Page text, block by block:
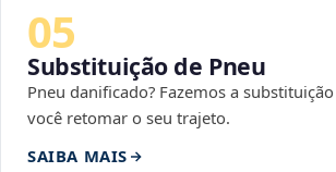
05
Substituição de Pneu
Pneu danificado? Fazemos a
você retomar o seu trajeto.
SAIBA MAIS